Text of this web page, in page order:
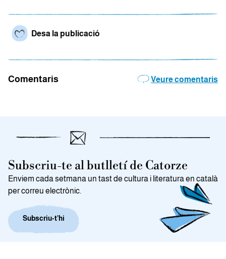
Desa la publicació
Comentaris Veure comentaris
Subscriu-te al butlletí de Catorze
Enviem cada setmana un tast de cultura i literatura en català
per correu electrònic.
Subscriu-t’hi